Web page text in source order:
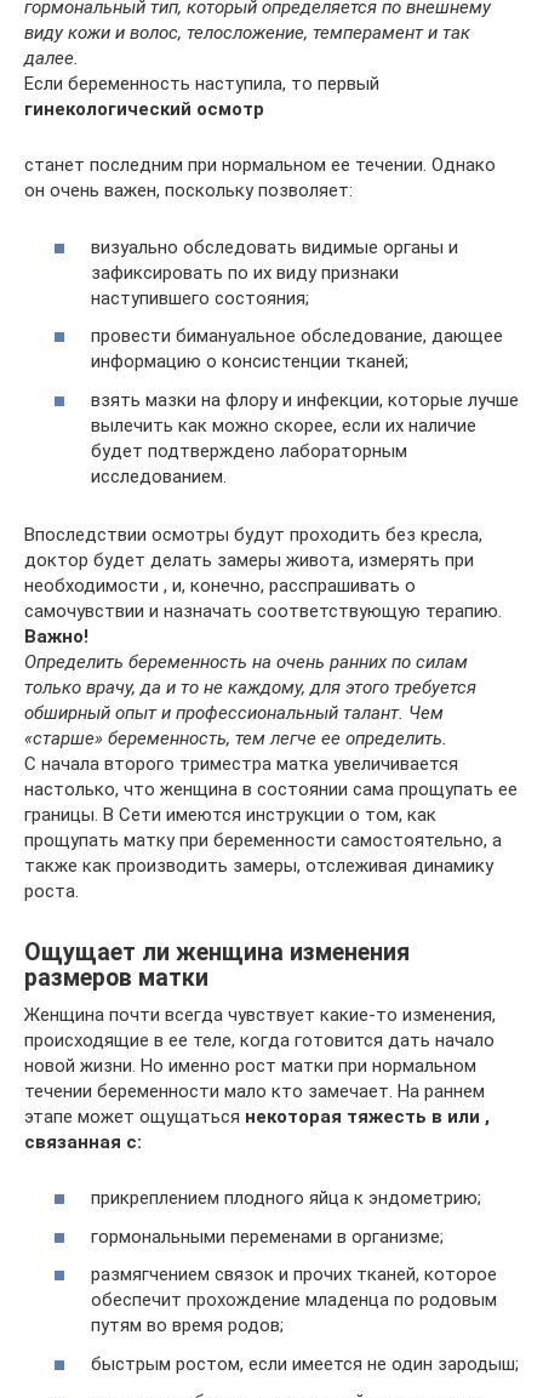
гормональный тип, который определяется по внешнему
виду кожи и волос, телосложение, темперамент и так
далее.
Если беременность наступила, то первый
гинекологический осмотр
станет последним при нормальном ее течении. Однако
он очень важен, поскольку позволяет:
визуально обследовать видимые органы и
зафиксировать по их виду признаки
наступившего состояния;
провести бимануальное обследование, дающее
информацию о консистенции тканей;
взять мазки на флору и инфекции, которые лучше
вылечить как можно скорее, если их наличие
будет подтверждено лабораторным
исследованием.
Впоследствии осмотры будут проходить без кресла,
доктор будет делать замеры живота, измерять при
необходимости , и, конечно, расспрашивать о
самочувствии и назначать соответствующую терапию.
Важно!
Определить беременность на очень ранних по силам
только врачу, да и то не каждому, для этого требуется
обширный опыт и профессиональный талант. Чем
«старше» беременность, тем легче ее определить.
С начала второго триместра матка увеличивается
настолько, что женщина в состоянии сама прощупать ее
границы. В Сети имеются инструкции о том, как
прощупать матку при беременности самостоятельно, а
также как производить замеры, отслеживая динамику
роста.
Ощущает ли женщина изменения
размеров матки
Женщина почти всегда чувствует какие-то изменения,
происходящие в ее теле, когда готовится дать начало
новой жизни. Но именно рост матки при нормальном
течении беременности мало кто замечает. На раннем
этапе может ощущаться некоторая тяжесть в или ,
связанная с:
прикреплением плодного яйца к эндометрию;
гормональными переменами в организме;
размягчением связок и прочих тканей, которое
обеспечит прохождение младенца по родовым
путям во время родов;
быстрым ростом, если имеется не один зародыш;